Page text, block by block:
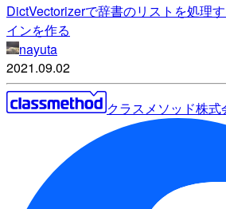
DictVectorizerで辞書のリストを処理
インを作る
nayuta
2021.09.02
クラスメソッド株式